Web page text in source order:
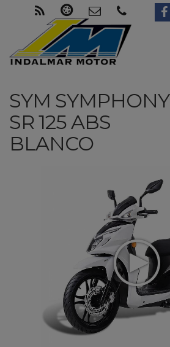
SYM SYMPHONY
SR 125 ABS
BLANCO